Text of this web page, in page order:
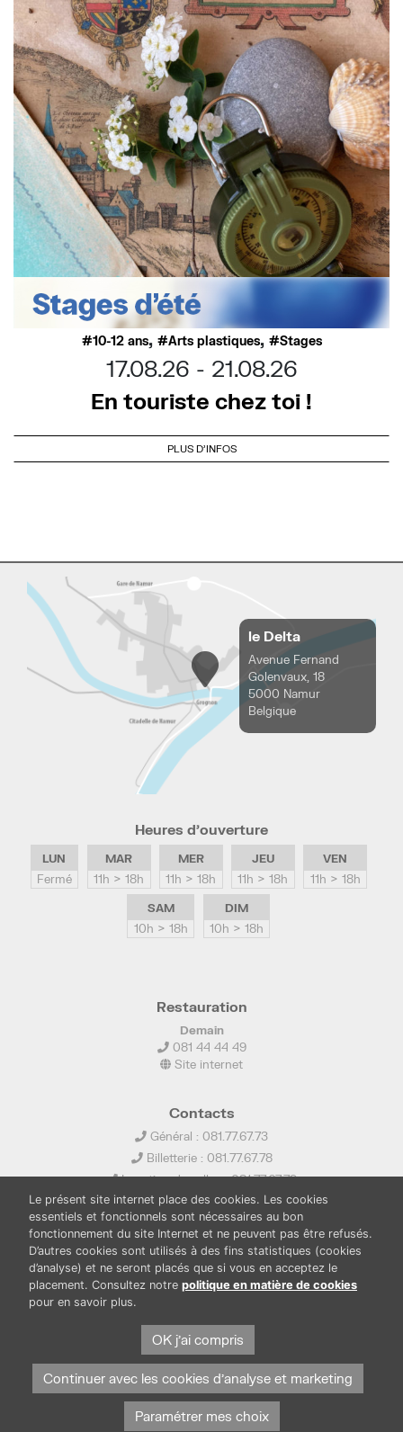
10-12 ans, Arts plastiques, Stages
17.08.26
21.08.26
En touriste chez toi !
PLUS D'INFOS
le Delta
Avenue Fernand
Golenvaux, 18
5000 Namur
Belgique
Heures d’ouverture
LUN
Fermé
MAR
11h > 18h
MER
11h > 18h
JEU
11h > 18h
VEN
11h > 18h
SAM
10h > 18h
DIM
10h > 18h
Restauration
Demain
081 44 44 49
Site internet
Contacts
Général : 081.77.67.73
Billetterie : 081.77.67.78
Location de salles : 081.77.67.79
info@ledelta.be
BOUTIQUE
Protection des données et cookies Mentions légales
Le présent site internet place des cookies. Les cookies
essentiels et fonctionnels sont nécessaires au bon
fonctionnement du site Internet et ne peuvent pas être refusés.
D’autres cookies sont utilisés à des fins statistiques (cookies
d’analyse) et ne seront placés que si vous en acceptez le
placement. Consultez notre politique en matière de cookies
pour en savoir plus.
OK j'ai compris
Continuer avec les cookies d'analyse et marketing
Paramétrer mes choix